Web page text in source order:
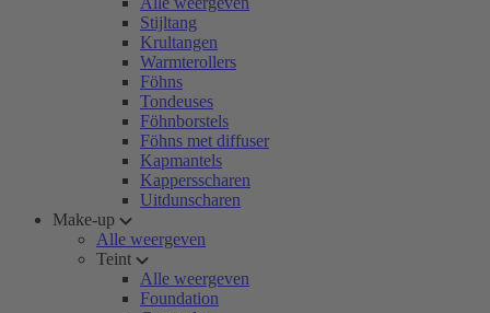
Stijltang
Krultangen
Warmterollers
Föhns
Tondeuses
Föhnborstels
Föhns met diffuser
Kapmantels
Kappersscharen
Uitdunscharen
Make-up
Alle weergeven
Teint
Alle weergeven
Foundation